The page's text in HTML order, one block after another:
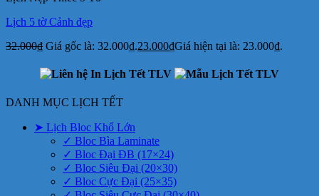
Lịch 5 tờ Cảnh đẹp
32.000₫ Giá gốc là: 32.000₫.23.000₫Giá hiện tại là: 23.000₫.
DANH MỤC LỊCH TẾT
➤ Lịch Bloc Khổ Lớn
✓ Bloc Bìa Laminate
✓ Bloc Đại ĐB (17×24)
✓ Bloc Siêu Đại (20×30)
✓ Bloc Cực Đại (25×35)